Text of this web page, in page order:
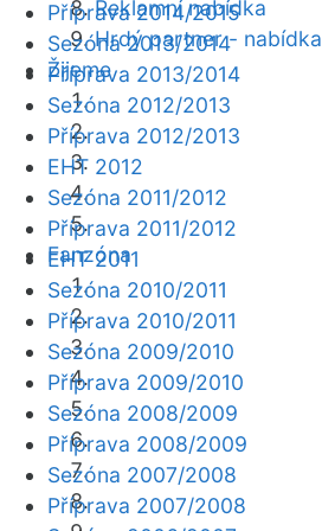
Reklamní nabídka
Hrdý partner - nabídka
Žijeme
Fanzóna
Příprava 2014/2015
Sezóna 2013/2014
Příprava 2013/2014
Sezóna 2012/2013
Příprava 2012/2013
EHT 2012
Sezóna 2011/2012
Příprava 2011/2012
EHT 2011
Sezóna 2010/2011
Příprava 2010/2011
Sezóna 2009/2010
Příprava 2009/2010
Sezóna 2008/2009
Příprava 2008/2009
Sezóna 2007/2008
Příprava 2007/2008